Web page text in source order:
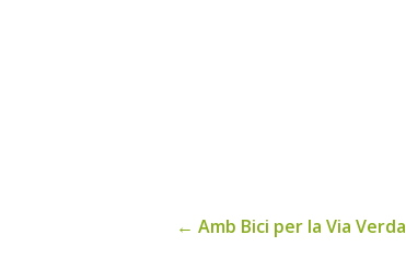
←Amb Bici per la Via Verda